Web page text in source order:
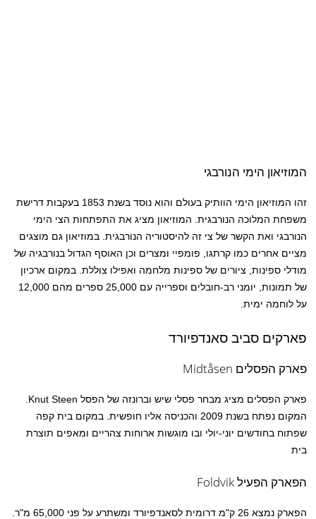
המוזיאון הימי הנורבגי
זהו המוזיאון הימי הוותיק בעולם והוא נוסד בשנת 1853 בעקבות דרישת
משפחת המלוכה הנורבגית. המוזיאון מציג את התפתחות הצי הימי
הנורבגי ואת הקשר של צי זה להיסטוריה הנורבגית. במוזיאון גם מוצגים
מציים אחרים כמו קרתגו, פומפיי ומצרים וכן האוסף הגדול בנורבגיה של
מודלי ספינות, ציורים של ספינות מלחמה ואפילו צוללת. במקום ארכיון
של תמונות, יומני רב-חובלים וספרייה עם 25,000 ספרים מהם 12,000
על לוחמה ימית.
פארקים סביב סאנדפיורד
פארק הפסלים Midtåsen
המקום נפתח בשנת 2009 והכניסה אליו חופשית. במקום בית קפה
שפתוח בחודשים יוני-יולי ובו מוגשות ארוחות צהריים ומאפים תוצרת
בית
הפארק הפעיל Foldvik
הפארק נמצא 26 ק"מ דרומית לסאנדפיורד ומשתרע על פני 65,000 מ"ר.